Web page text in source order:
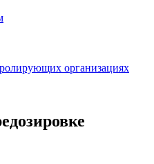
организациях